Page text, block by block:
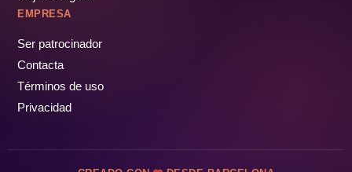
EMPRESA
Ser patrocinador
Contacta
Términos de uso
Privacidad